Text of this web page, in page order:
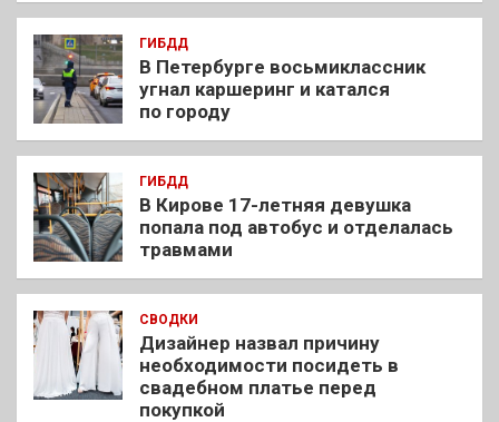
ГИБДД
В Петербурге восьмиклассник
угнал каршеринг и катался
по городу
ГИБДД
В Кирове 17-летняя девушка
попала под автобус и отделалась
травмами
СВОДКИ
Дизайнер назвал причину
необходимости посидеть в
свадебном платье перед
покупкой